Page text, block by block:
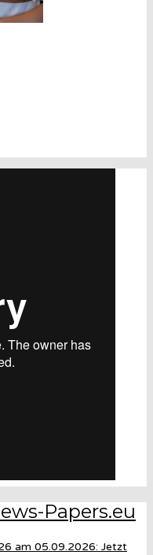
Papers.eu
am 05.09.2026: Jetzt